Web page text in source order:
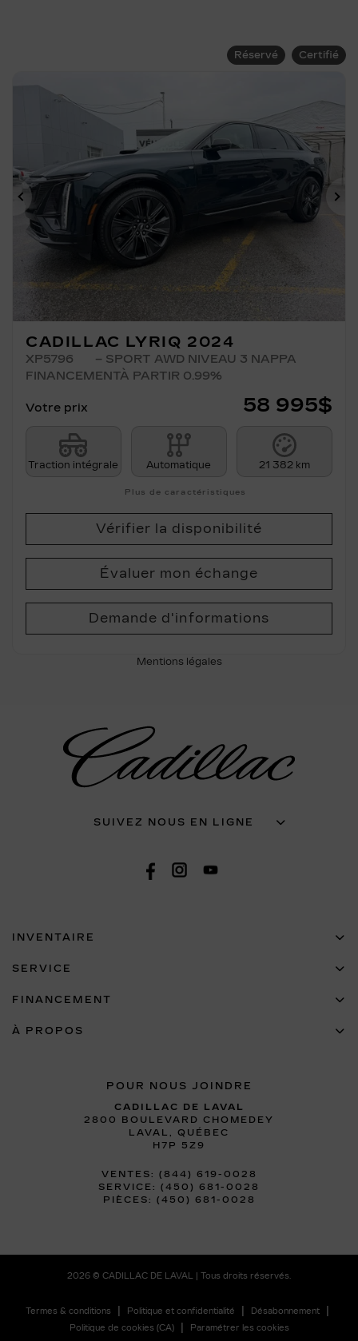
Réservé Certifié
Précédent
CADILLAC LYRIQ 2024
XP5796
– SPORT AWD NIVEAU 3 NAPPA
FINANCEMENTÀ PARTIR 0.99%
Votre prix 58 995$
Traction intégrale Automatique 21 382 km
Plus de caractéristiques
Vérifier la disponibilité
Évaluer mon échange
Demande d'informations
Mentions légales
SUIVEZ NOUS EN LIGNE
POUR NOUS JOINDRE
CADILLAC DE LAVAL
2800 BOULEVARD CHOMEDEY
LAVAL , QUÉBEC
H7P 5Z9
VENTES: (844) 619-0028
SERVICE: (450) 681-0028
PIÈCES: (450) 681-0028
INVENTAIRE
SERVICE
FINANCEMENT
À PROPOS
2026 © CADILLAC DE LAVAL | Tous droits réservés.
Termes & conditions | Politique et confidentialité | Désabonnement |
Politique de cookies (CA)| Paramétrer les cookies